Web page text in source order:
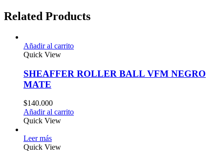
Related Products
Añadir al carrito
Quick View
SHEAFFER ROLLER BALL VFM NEGRO
MATE
$140.000
Añadir al carrito
Quick View
Leer más
Quick View